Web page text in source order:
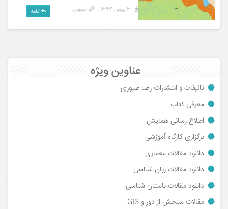
صبوری ادامه
عناوین ویژه
تالیفات و انتشارات رضا صبوری
معرفی کتاب
اطلاع رسانی همایش
برگزاری کارگاه آموزشی
دانلود مقالات معماری
دانلود مقالات زبان شناسی
دانلود مقالات باستان شناسی
مقالات سنجش از دور و GIS